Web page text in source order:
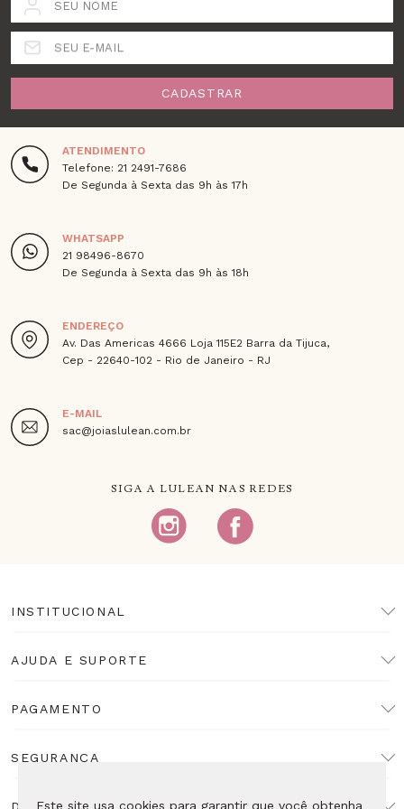
Este site usa cookies para garantir que você obtenha
SEU NOME
SEU E-MAIL
CADASTRAR
ATENDIMENTO
Telefone: 21 2491-7686
De Segunda à Sexta das 9h às 17h
WHATSAPP
21 98496-8670
De Segunda à Sexta das 9h às 18h
ENDEREÇO
Av. Das Americas 4666 Loja 115E2 Barra da Tijuca,
Cep - 22640-102 - Rio de Janeiro - RJ
E-MAIL
sac@joiaslulean.com.br
SIGA A LULEAN NAS REDES
INSTITUCIONAL
AJUDA E SUPORTE
PAGAMENTO
SEGURANÇA